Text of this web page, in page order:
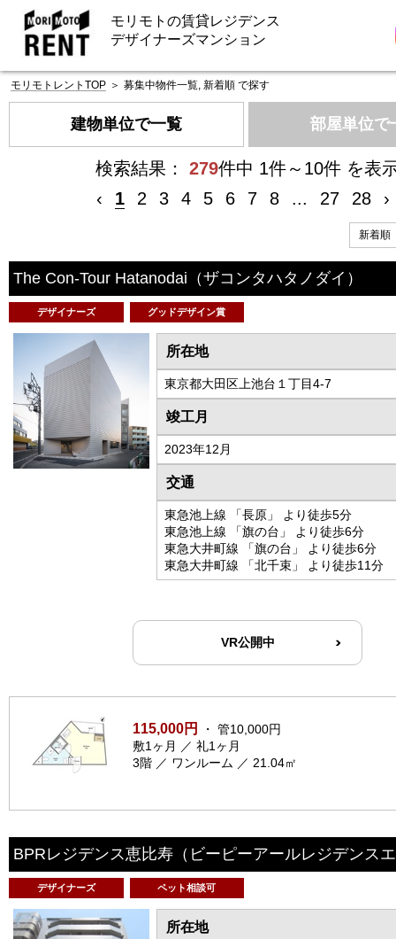
モリモトの賃貸レジデンス
デザイナーズマンション
モリモトレントTOP ＞ 募集中物件一覧, 新着順 で探す
建物単位で一覧 部屋単位で
検索結果： 279件中 1件～10件 を表
‹
1 2 3 4 5 6 7 8 ... 27 28 ›
The Con-Tour Hatanodai （ザコンタハタノダイ）
デザイナーズ グッドデザイン賞
所在地
東京都大田区上池台１丁目4-7
竣工月
2023年12月
交通
東急池上線 「長原」 より徒歩5分
東急池上線 「旗の台」 より徒歩6分
東急大井町線 「旗の台」 より徒歩6分
東急大井町線 「北千束」 より徒歩11分
VR公開中
115,000円
・ 管10,000円
敷1ヶ月 ／ 礼1ヶ月
3階 ／ ワンルーム ／ 21.04㎡
BPRレジデンス恵比寿 （ビーピーアールレジデンス
デザイナーズ ペット相談可
所在地